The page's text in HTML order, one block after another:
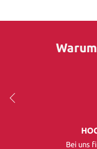
Bei uns